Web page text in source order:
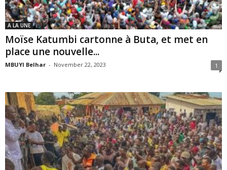
A LA UNE
Moïse Katumbi cartonne à Buta, et met en
place une nouvelle...
MBUYI Belhar - November 22, 2023 1